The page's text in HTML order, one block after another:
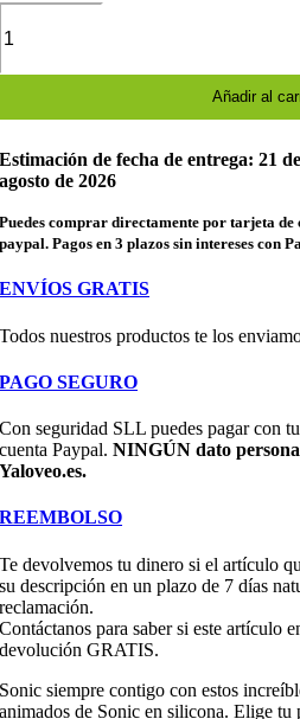
Añadir al
Estimación de fecha de entrega: 21
agosto de 2026
Puedes comprar directamente por tarjeta
paypal. Pagos en 3 plazos sin intereses con
ENVÍOS GRATIS
Todos nuestros productos te los
PAGO SEGURO
Con seguridad SLL puedes pagar con
cuenta Paypal.NINGÚN dato
Yaloveo.es.
REEMBOLSO
Te devolvemos tu dinero si el artículo
su descripción en un plazo de 7 días
reclamación.
Contáctanos para saber si este artículo
devolución GRATIS.
Sonic siempre contigo con estos
animados de Sonic en silicona. Elige tu